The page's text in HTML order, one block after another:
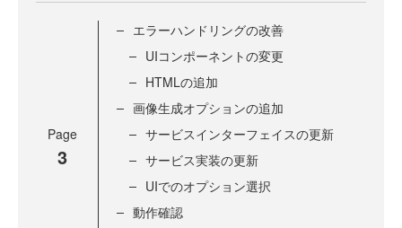
Page
3
エラーハンドリングの改善
UIコンポーネントの変更
HTMLの追加
画像生成オプションの追加
サービスインターフェイスの更新
サービス実装の更新
UIでのオプション選択
動作確認